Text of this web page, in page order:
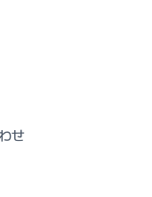
せ